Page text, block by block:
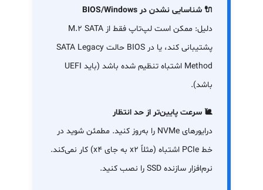
🔌 شناسایی نشدن در BIOS/Windows
دلیل: ممکن است لپ‌تاپ فقط از M.2 SATA
پشتیبانی کند، یا در BIOS حالت SATA Legacy
Method اشتباه تنظیم شده باشد (باید UEFI
باشد).
🐌 سرعت پایین‌تر از حد انتظار
درایورهای NVMe را به‌روز کنید. مطمئن شوید در
خط PCIe اشتباه (مثلاً x2 به جای x4) کار نمی‌کند.
نرم‌افزار سازنده SSD را نصب کنید.